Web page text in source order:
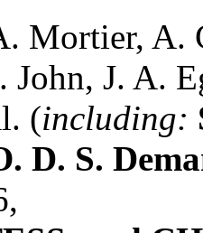
Mortier, A.
John, J. A.
(including:
D. S.